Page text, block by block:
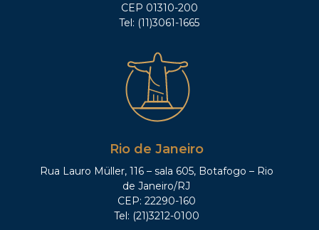
CEP 01310-200
Tel: (11)3061-1665
Rio de Janeiro
Rua Lauro Müller, 116 – sala 605, Botafogo – Rio
de Janeiro/RJ
CEP: 22290-160
Tel: (21)3212-0100